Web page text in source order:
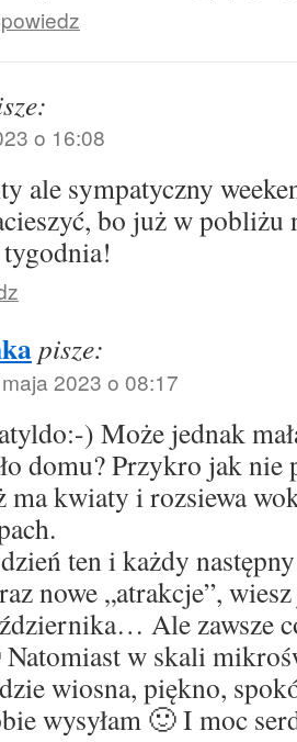
o 16:08
ale sympatyczny
bo już w pobliżu
pisze:
2023 o 08:17
) Może jednak
domu? Przykro jak nie
ma kwiaty i rozsiewa
ten i każdy
nowe „atrakcje”,
Ale zawsze
w skali
wiosna, piękno,
wysyłam 🙂 I moc